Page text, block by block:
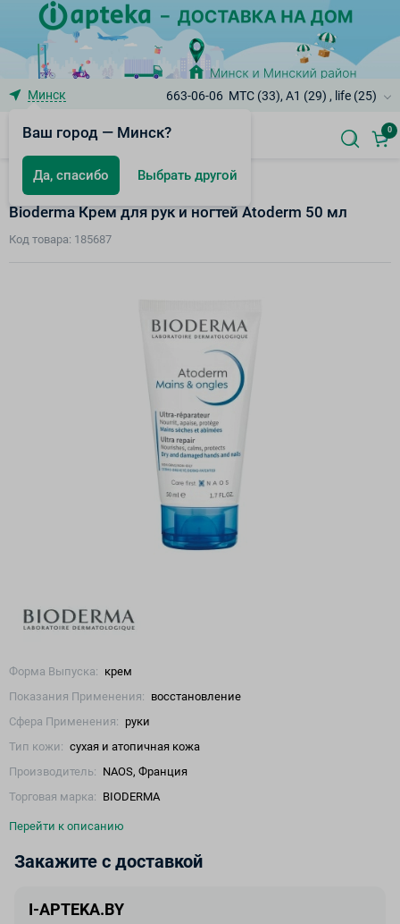
Минск
Ваш город — Минск?
Да, спасибо Выбрать другой
663-06-06 МТС (33), A1 (29) , life (25)
0
Atoderm - Атопия
Bioderma Крем для рук и ногтей Atoderm 50 мл
Код товара: 185687
Форма Выпуска: крем
Показания Применения: восстановление
Сфера Применения: руки
Тип кожи: сухая и атопичная кожа
Производитель: NAOS, Франция
Торговая марка: BIODERMA
Перейти к описанию
Закажите с доставкой
I-APTEKA.BY